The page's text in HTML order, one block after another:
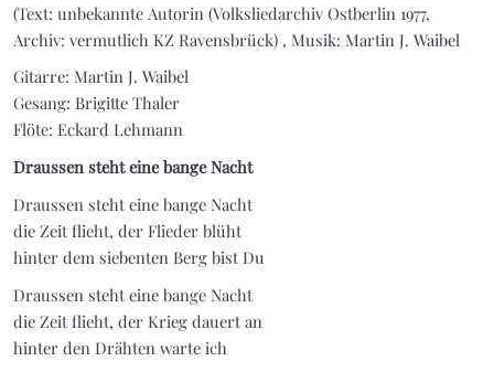
(Text: unbekannte Autorin (Volksliedarchiv Ostberlin 1977,
Archiv: vermutlich KZ Ravensbrück) , Musik: Martin J. Waibel
Gitarre: Martin J. Waibel
Gesang: Brigitte Thaler
Flöte: Eckard Lehmann
Draussen steht eine bange Nacht
Draussen steht eine bange Nacht
die Zeit flieht, der Flieder blüht
hinter dem siebenten Berg bist Du
Draussen steht eine bange Nacht
die Zeit flieht, der Krieg dauert an
hinter den Drähten warte ich